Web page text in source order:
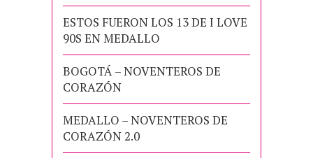
ESTOS FUERON LOS 13 DE I LOVE
90S EN MEDALLO
BOGOTÁ – NOVENTEROS DE
CORAZÓN
MEDALLO – NOVENTEROS DE
CORAZÓN 2.0